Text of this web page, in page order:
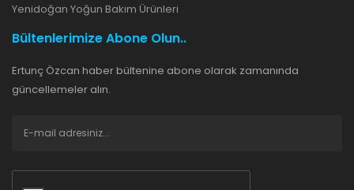
Yenidoğan Yoğun Bakım Ürünleri
Bültenlerimize Abone Olun..
Ertunç Özcan haber bültenine abone olarak zamanında
güncellemeler alın.